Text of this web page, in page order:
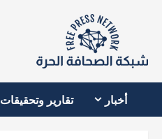
أخبار تقارير وتحقيقات